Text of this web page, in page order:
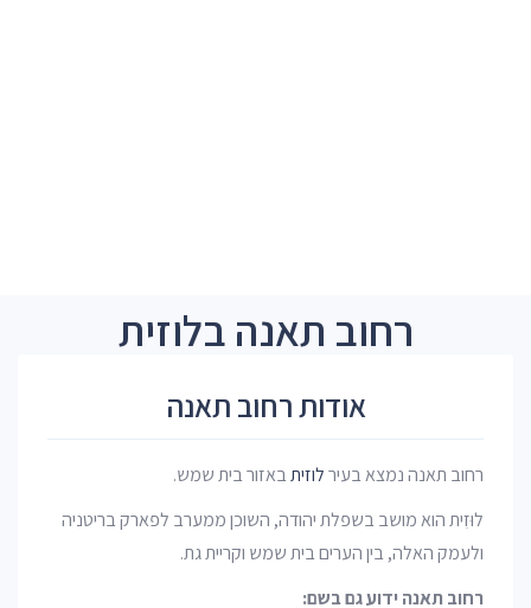
רחוב תאנה בלוזית
אודות רחוב תאנה
רחוב תאנה נמצא בעירלוזיתבאזור בית שמש.
לוּזִית הוא מושב בשפלת יהודה, השוכן ממערב לפארק בריטניה
ולעמק האלה, בין הערים בית שמש וקריית גת.
רחוב תאנה ידוע גם בשם: